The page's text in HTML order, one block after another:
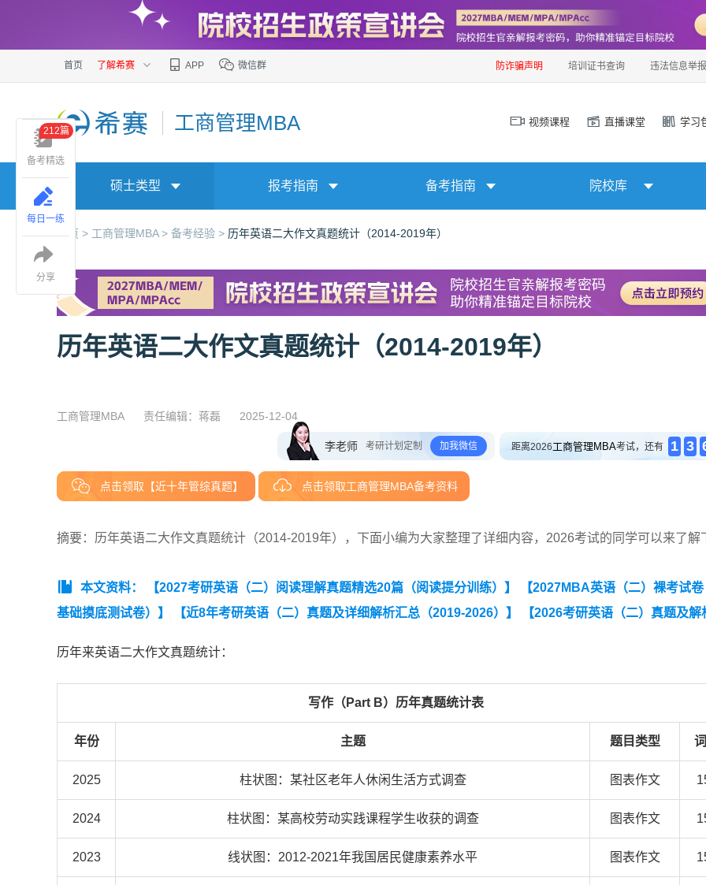
首页 了解希赛 APP 微信群 防诈骗声明 培训证书查询 违法信息举报
工商管理MBA 视频课程 直播课堂 学习
硕士类型 报考指南 备考指南 院校库
首页 > 工商管理MBA > 备考经验 > 历年英语二大作文真题统计（2014-2019年）
历年英语二大作文真题统计（2014-2019年）
工商管理MBA 责任编辑：蒋磊 2025-12-04
李老师 考研计划定制 加我微信 距离2026工商管理MBA考试，还有 1 3
点击领取【近十年管综真题】 点击领取工商管理MBA备考资料
摘要：历年英语二大作文真题统计（2014-2019年），下面小编为大家整理了详细内容，2026考试的同学可以来了解
本文资料： 【2027考研英语（二）阅读理解真题精选20篇（阅读提分训练）】
【2027MBA英语（二）裸考试
基础摸底测试卷）】
【近8年考研英语（二）真题及详细解析汇总（2019-2026）】
【2026考研英语（二）真题及解
历年来英语二大作文真题统计：
写作（Part B）历年真题统计表
年份 主题 题目类型
2025 柱状图：某社区老年人休闲生活方式调查 图表作文
2024 柱状图：某高校劳动实践课程学生收获的调查 图表作文
2023 线状图：2012-2021年我国居民健康素养水平 图表作文
备考精选
212篇
每日一练
分享